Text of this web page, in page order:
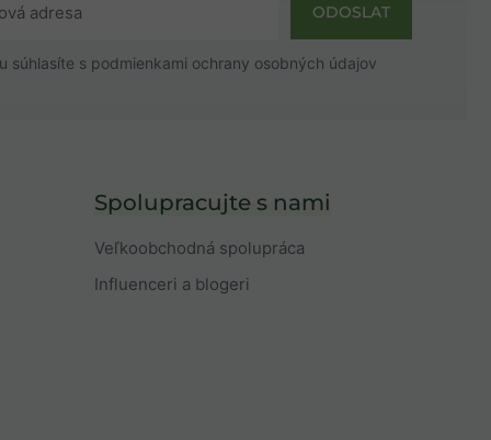
ODOSLAT
súhlasíte s podmienkami ochrany osobných údajov
Spolupracujte s nami
Veľkoobchodná spolupráca
Influenceri a blogeri